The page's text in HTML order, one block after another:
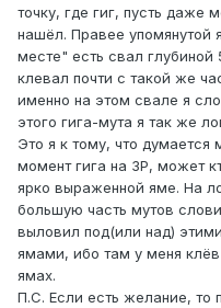
точку, где гиг, пусть даже
нашёл. Правее упомянутой
месте" есть свал
клевал почти с такой же
именно на этом свале я
этого гига-мута я так же
Это я к тому, что думается
момент гига на ЗР, может
ярко выраженной яме. На
большую часть мутов
выловил под(или над)
ямами, ибо там у меня
ямах.
П.С. Если есть желание, то